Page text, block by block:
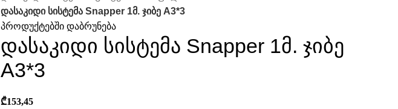
დასაკიდი სისტემა Snapper 1მ. ჯიბე A3*3
პროდუქტებში დაბრუნება
დასაკიდი სისტემა Snapper 1მ. ჯიბე
A3*3
₾153,45